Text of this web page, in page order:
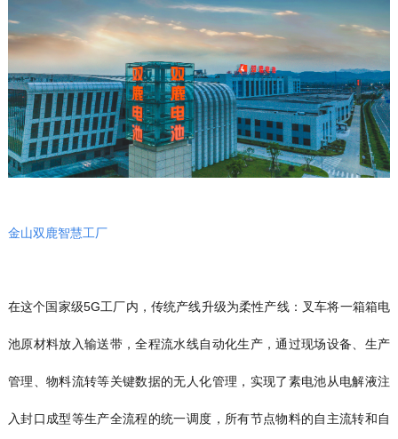
金山双鹿智慧工厂
在这个国家级5G工厂内，传统产线升级为柔性产线：叉车将一箱箱电
池原材料放入输送带，全程流水线自动化生产，通过现场设备、生产
管理、物料流转等关键数据的无人化管理，实现了素电池从电解液注
入封口成型等生产全流程的统一调度，所有节点物料的自主流转和自